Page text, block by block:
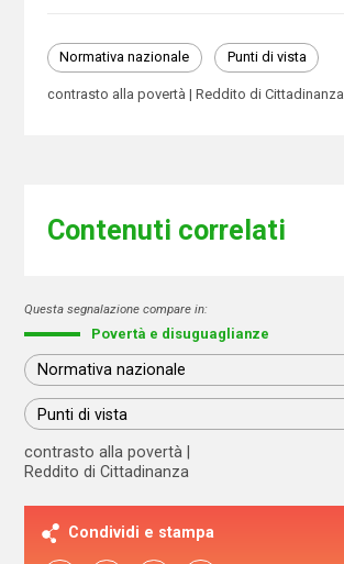
Normativa nazionale Punti di vista
contrasto alla povertà Reddito di Cittadinanza
Contenuti correlati
Questa segnalazione compare in:
Povertà e disuguaglianze
Normativa nazionale
Punti di vista
contrasto alla povertà
Reddito di Cittadinanza
Condividi e stampa